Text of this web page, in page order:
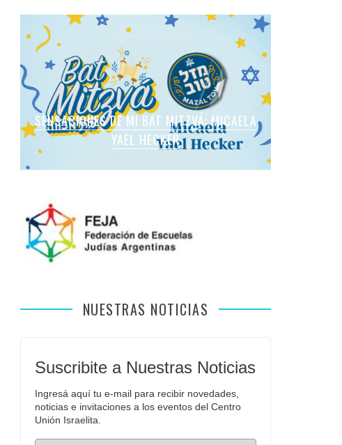
SENSACIONES DE MI BAT MITZVÁ: MICAELA
YAEL HECKER
SENSACIONES DE MI BAT MITZVÁ: MARTINA
SOL LEVY
SENSACIONES DE MI BAT MITZVÁ: MICAELA
ROMANO APFELBAUM
SENSACIONES DE MI BAT MITZVÁ: VIOLETA
LIEBMAN
SENSACIONES EN MI BAR MITZVÁ: VITALI
GUIDA
NUESTRAS NOTICIAS
Suscribite a Nuestras Noticias
Ingresá aquí tu e-mail para recibir novedades,
noticias e invitaciones a los eventos del Centro
Unión Israelita.